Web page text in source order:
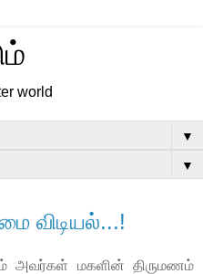
world
▼
▼
விடியல்...!
அவர்கள் மகளின் திருமணம்